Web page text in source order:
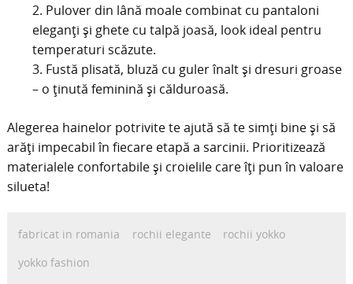
Pulover din lână moale combinat cu pantaloni
eleganți și ghete cu talpă joasă, look ideal pentru
temperaturi scăzute.
Fustă plisată, bluză cu guler înalt și dresuri groase
– o ținută feminină și călduroasă.
Alegerea hainelor potrivite te ajută să te simți bine și să
arăți impecabil în fiecare etapă a sarcinii. Prioritizează
materialele confortabile și croielile care îți pun în valoare
silueta!
fabricat in romania rochii elegante
rochii yokko
yokko fashion